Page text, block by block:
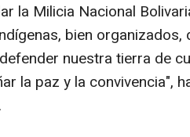
la Milicia Nacional
bien organizados,
nuestra tierra de
la paz y la convivencia",